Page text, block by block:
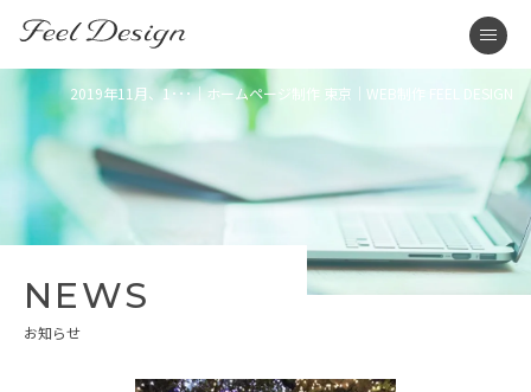
2019年11月、1･･･｜ホームページ制作 東京｜WEB制作 FEEL DESIGN
NEWS
お知らせ